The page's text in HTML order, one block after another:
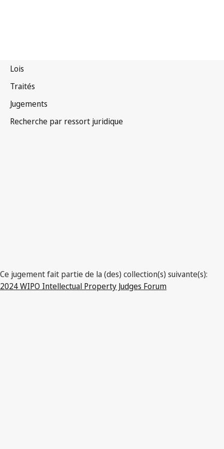
Ce jugement fait partie de la (des) collection(s) suivante(s):
2024 WIPO Intellectual Property Judges Forum